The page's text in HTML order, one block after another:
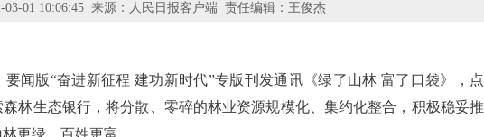
03-01 10:06:45 来源：人民日报客户端 责任编辑：王俊杰
要闻版“奋进新征程 建功新时代”专版刊发通讯《绿了山林 富了口袋》，点
林生态银行，将分散、零碎的林业资源规模化、集约化整合，积极稳妥推
更绿、百姓更富。